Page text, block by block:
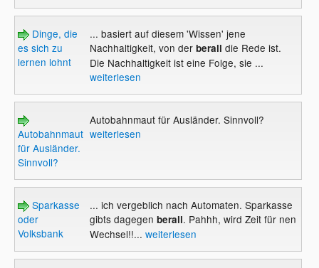
Dinge, die
es sich zu
lernen lohnt
... basiert auf diesem 'Wissen' jene
Nachhaltigkeit, von der berall die Rede ist.
Die Nachhaltigkeit ist eine Folge, sie ...
weiterlesen
Autobahnmaut
für Ausländer.
Sinnvoll?
Autobahnmaut für Ausländer. Sinnvoll?
weiterlesen
Sparkasse
oder
Volksbank
... ich vergeblich nach Automaten. Sparkasse
gibts dagegen berall. Pahhh, wird Zeit für nen
Wechsel!!... weiterlesen